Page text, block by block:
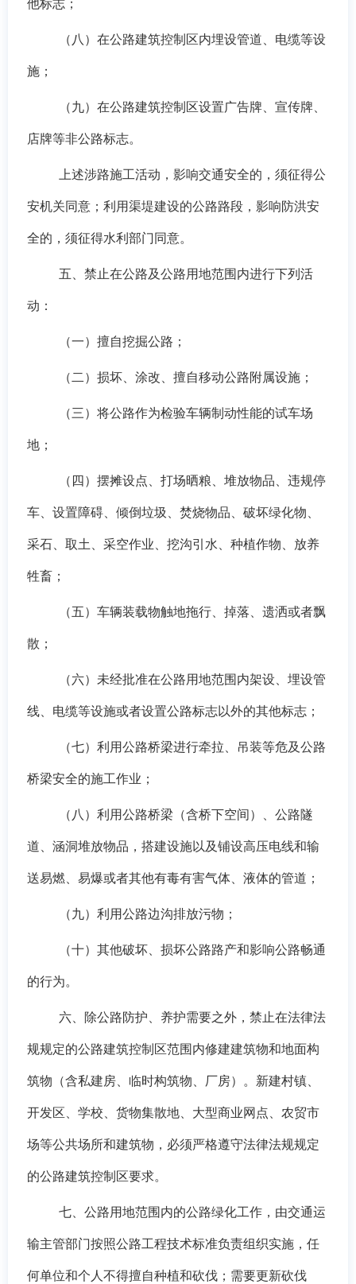
他标志；
（八）在公路建筑控制区内埋设管道 、电缆等设
施；
（九）在公路建筑控制区设置广告牌、宣传牌、
店牌等非公路标志。
上述涉路施工活动，影响交通安全的，须征得公
安机关同意； 利用渠堤建设的公路路段，影响防洪安
全的，须征得水利部门同意。
五、禁止在公路及公路用地范围内进行下列活
动：
（一）擅自挖掘公路；
（二）损坏、涂改、擅自移动公路附属设施；
（三）将公路作为检验车辆制动性能的试车场
地；
（四）摆摊设点、打场晒粮、堆放物品、违规停
车、设置障碍、倾倒垃圾、焚烧物品、破坏绿化物、
采石、取土、采空作业、挖沟引水、种植作物、放养
牲畜；
（五）车辆装载物触地拖行、掉落、遗洒或者飘
散；
（六）未经批准在公路用地范围内架设、埋设管
线、电缆等设施或者设置公路标志以外的其他标志；
（七）利用公路桥梁进行牵拉、吊装等危及公路
桥梁安全的施工作业；
（八）利用公路桥梁（含桥下空间）、公路隧
道、涵洞堆放物品，搭建设施以及铺设高压电线和输
送易燃、易爆或者其他有毒有害气体、液体的管道；
（九）利用公路边沟排放污物；
（十）其他破坏、损坏公路路产和影响公路畅通
的行为。
六、 除公路防护、养护需要之外， 禁止在法律法
规规定的公路建筑控制区范围内修建建筑物和地面构
筑物（含私建房、临时构筑物、厂房）。新建村镇、
开发区、学校、货物集散地、大型商业网点、农贸市
场等公共场所和建筑物，必须严格遵守法律法规规定
的公路建筑控制区要求。
七、公路用地范围内的公路绿化工作，由交通运
输主管部门按照公路工程技术标准负责组织实施， 任
何单位和个人不得擅自种植和砍伐；需要更新砍伐